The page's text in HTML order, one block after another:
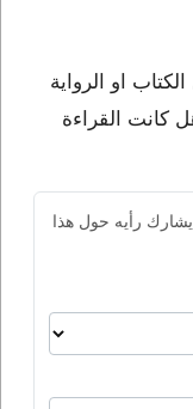
او الرواية
كانت القراءة
رأيه حول هذا